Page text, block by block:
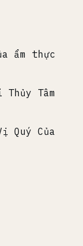
ẩm thực
Tâm
Quý Của